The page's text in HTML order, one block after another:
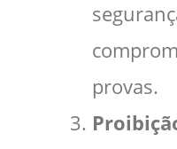
provas.